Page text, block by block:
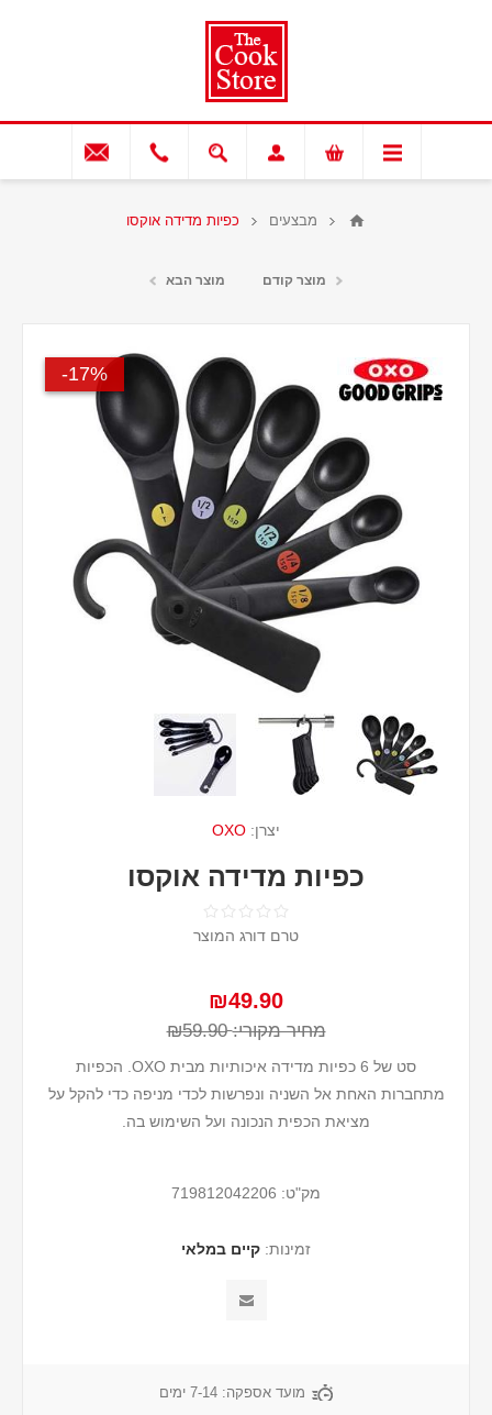
מבצעים כפיות מדידה אוקסו
מוצר קודם מוצר הבא
17%-
יצרן: OXO
כפיות מדידה אוקסו
טרם דורג המוצר
₪49.90
מחיר מקורי: ₪59.90
סט של 6 כפיות מדידה איכותיות מבית OXO. הכפיות
מתחברות האחת אל השניה ונפרשות לכדי מניפה כדי להקל על
מציאת הכפית הנכונה ועל השימוש בה.
מק"ט: 719812042206
זמינות: קיים במלאי
מועד אספקה: 7-14 ימים